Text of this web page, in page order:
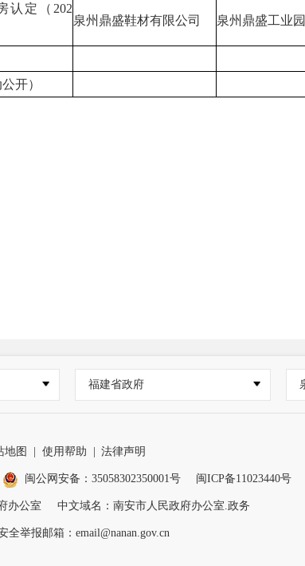
认定（202
泉州鼎盛鞋材有限公司 泉州鼎盛工业
开）
福建省政府
地图 使用帮助 法律声明
闽公网安备：35058302350001号 闽ICP备11023440号
办公室 中文域名：南安市人民政府办公室.政务
举报邮箱：email@nanan.gov.cn